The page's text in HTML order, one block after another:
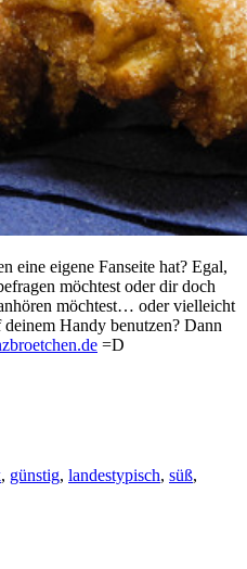
eine eigene Fanseite hat? Egal,
möchtest oder dir doch
möchtest… oder vielleicht
Handy benutzen? Dann
=D
, günstig, landestypisch, süß,